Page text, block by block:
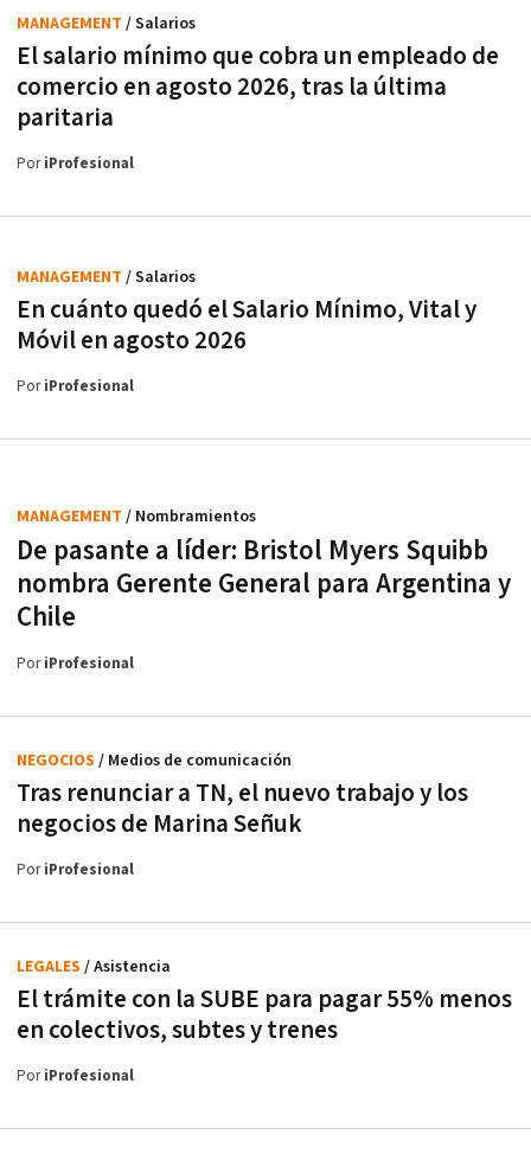
El salario mínimo que cobra un empleado de
comercio en agosto 2026, tras la última
paritaria
MANAGEMENT / Salarios
PoriProfesional
En cuánto quedó el Salario Mínimo, Vital y
Móvil en agosto 2026
MANAGEMENT / Salarios
PoriProfesional
De pasante a líder: Bristol Myers Squibb
nombra Gerente General para Argentina y
Chile
MANAGEMENT / Nombramientos
PoriProfesional
Tras renunciar a TN, el nuevo trabajo y los
negocios de Marina Señuk
NEGOCIOS / Medios de comunicación
PoriProfesional
El trámite con la SUBE para pagar 55% menos
en colectivos, subtes y trenes
LEGALES / Asistencia
PoriProfesional